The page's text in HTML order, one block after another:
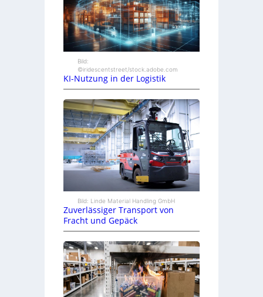
Bild:
©iridescentstreet/stock.adobe.com
KI-Nutzung in der Logistik
Bild: Linde Material Handling GmbH
Zuverlässiger Transport von
Fracht und Gepäck